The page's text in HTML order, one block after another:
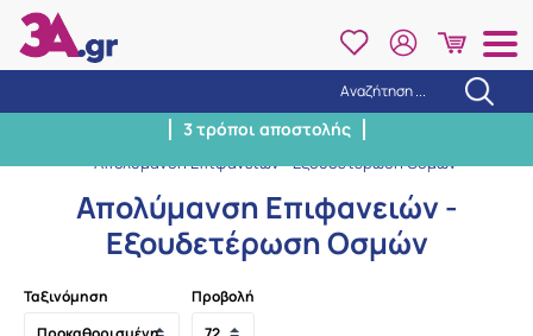
Αναζήτηση ...
3 τρόποι αποστολής
Αναζήτηση
Αρχική
/
Απολύμανση Επιφανειών - Εξουδετέρωση Οσμών
Απολύμανση Επιφανειών -
Εξουδετέρωση Οσμών
Ταξινόμηση Προβολή